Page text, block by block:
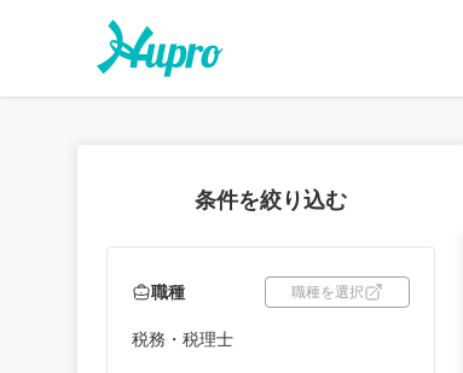
条件を絞り込む
職種 職種を選択
税務・税理士